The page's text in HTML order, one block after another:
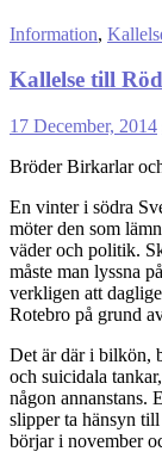
Information,
Kallelse till
17 December, 2014
Bröder Birkarlar
En vinter i södra
möter den som
väder och politik.
måste man lyssna
verkligen att
Rotebro på grund
Det är där i bilkön,
och suicidala
någon annanstans.
slipper ta hänsyn
börjar i november